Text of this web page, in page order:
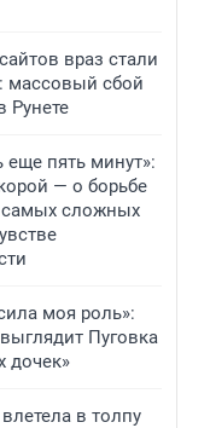
враз стали
массовый сбой
Рунете
еще пять минут»:
— о борьбе
самых сложных
моя роль»:
Пуговка
дочек»
в толпу